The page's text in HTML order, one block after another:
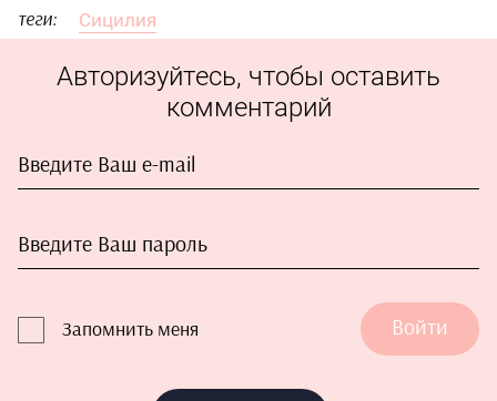
теги: Сицилия
Авторизуйтесь, чтобы оставить
комментарий
Запомнить меня Войти